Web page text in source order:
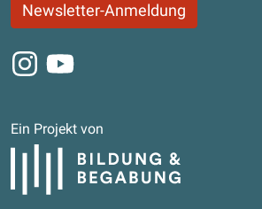
Newsletter-Anmeldung
Instagram
Youtube
Ein Projekt von
Bildung und Begabung